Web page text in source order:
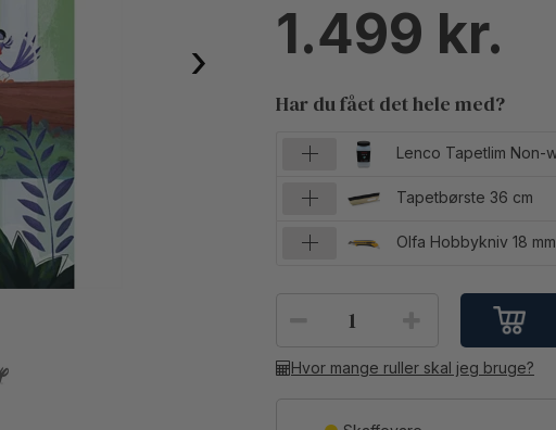
› 1.499
Har du fået det hele med?
Lenco Tapetlim Non-
Tapetbørste 36 cm
Olfa Hobbykniv 18 mm
Hvor mange ruller skal jeg bruge?